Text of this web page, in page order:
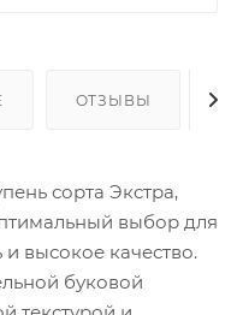
ОТЗЫВЫ
сорта Экстра,
выбор для
и высокое качество.
буковой